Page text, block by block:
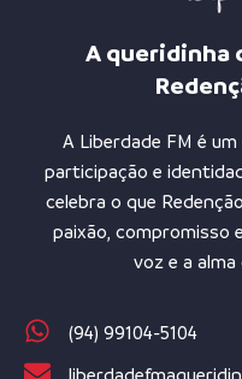
A queridinha
A Liberdade FM é
participação e
celebra o que
paixão, compromisso
voz e a alma
(94) 99104-5104